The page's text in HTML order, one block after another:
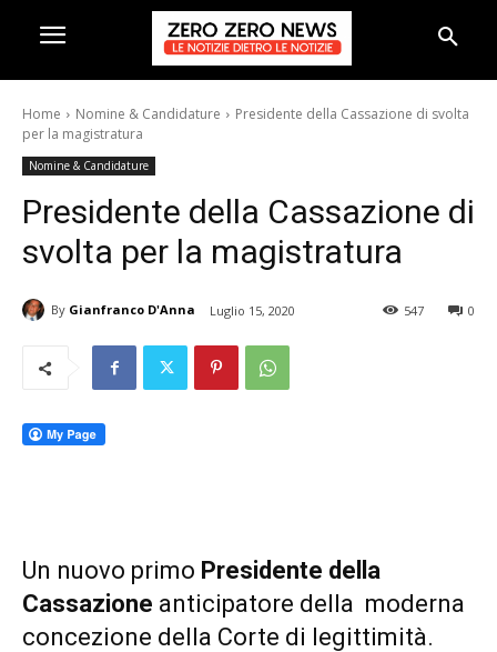
Home Nomine & Candidature
Presidente della Cassazione di svolta
per la magistratura
Nomine & Candidature
Presidente della Cassazione di
svolta per la magistratura
By Gianfranco D'Anna Luglio 15, 2020 0
547
Un nuovo primo Presidente della
Cassazione anticipatore della moderna
concezione della Corte di legittimità.